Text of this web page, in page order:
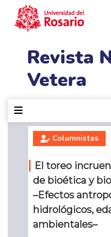
Revista
Vetera
Columnistas
El toreo
de bioética y
–Efectos
hidrológicos,
ambientales–